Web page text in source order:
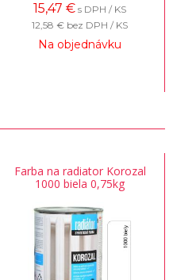
15,47 € s DPH / KS
12,58 € bez DPH / KS
Na objednávku
Farba na radiator Korozal
1000 biela 0,75kg